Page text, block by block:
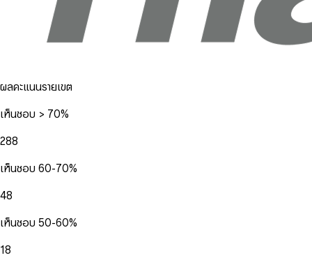
ผลคะแนนรายเขต
เห็นชอบ > 70%
288
เห็นชอบ 60-70%
48
เห็นชอบ 50-60%
18